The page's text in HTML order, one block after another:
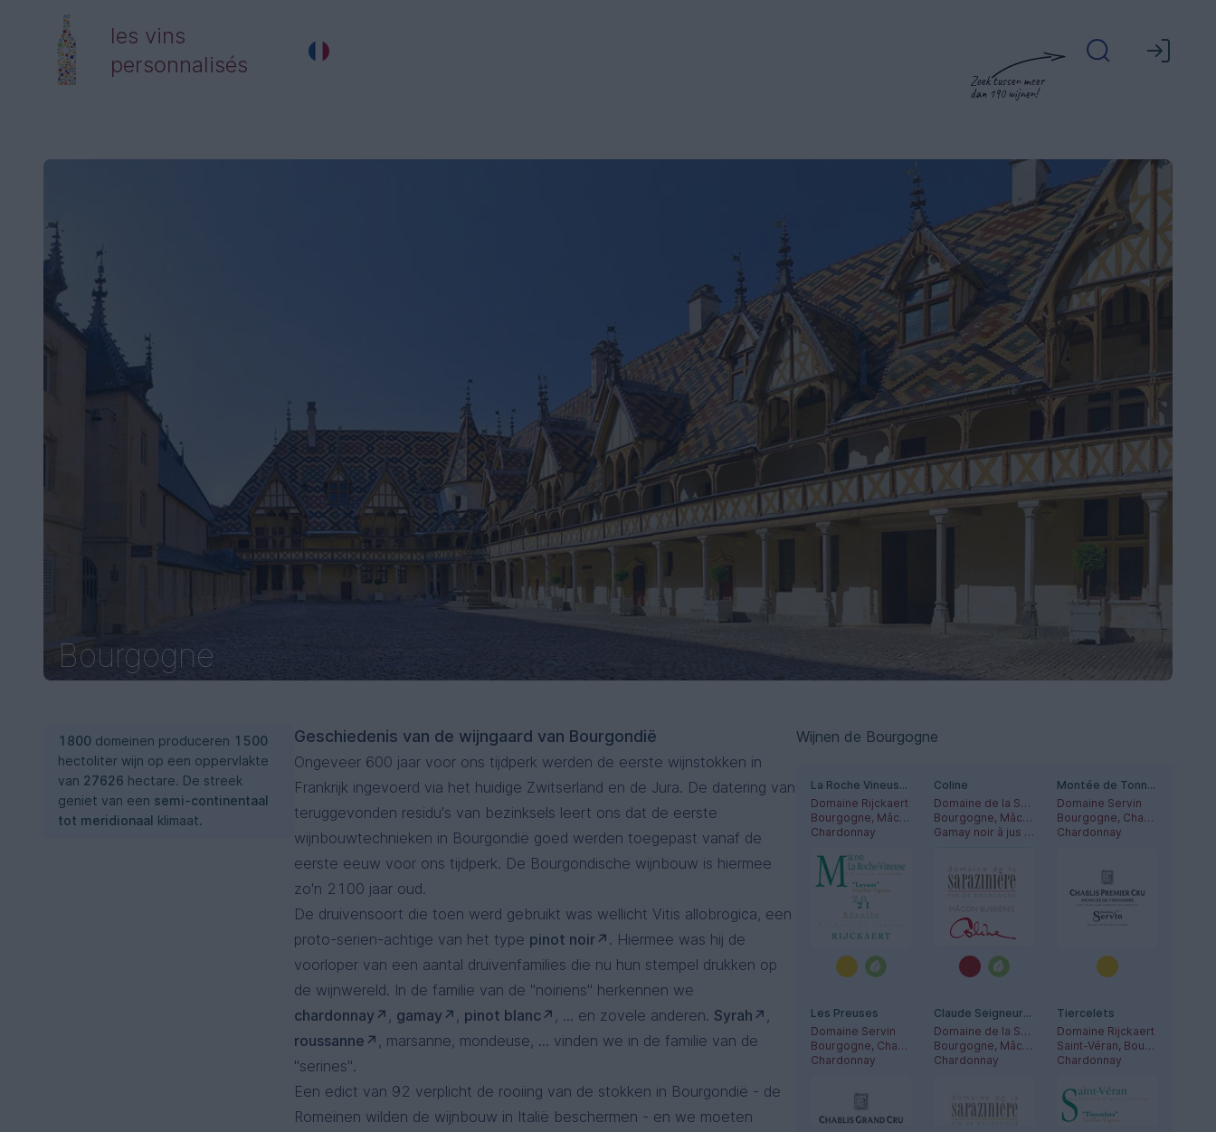
les vins
personnalisés
Zoek tussen meer
dan 190 wijnen!
Bourgogne
1800 domeinen produceren 1500
hectoliter wijn op een oppervlakte
van 27626 hectare. De streek
geniet van een semi-continentaal
tot meridionaal klimaat.
Geschiedenis van de wijngaard van Bourgondië
Ongeveer 600 jaar voor ons tijdperk werden de eerste wijnstokken in
Frankrijk ingevoerd via het huidige Zwitserland en de Jura. De datering van
teruggevonden residu's van bezinksels leert ons dat de eerste
wijnbouwtechnieken in Bourgondië goed werden toegepast vanaf de
eerste eeuw voor ons tijdperk. De Bourgondische wijnbouw is hiermee
zo'n 2100 jaar oud.
De druivensoort die toen werd gebruikt was wellicht Vitis allobrogica, een
proto-serien-achtige van het type pinot noir
. Hiermee was hij de
voorloper van een aantal druivenfamilies die nu hun stempel drukken op
de wijnwereld. In de familie van de "noiriens" herkennen we
chardonnay
, gamay , pinot blanc , ... en zovele anderen. Syrah
,
roussanne
, marsanne, mondeuse, ... vinden we in de familie van de
"serines".
Een edict van 92 verplicht de rooiing van de stokken in Bourgondië - de
Romeinen wilden de wijnbouw in Italië beschermen - en we moeten
Wijnen de Bourgogne
La Roche Vineuse 'Levant'
Domaine Rijckaert
Bourgogne, Mâconnais
Chardonnay
Coline
Domaine de la Sarazinière
Bourgogne, Mâconnais
Gamay noir à jus blanc
Montée de Tonnerre
Domaine Servin
Bourgogne, Chablis
Chardonnay
Les Preuses
Domaine Servin
Bourgogne, Chablis
Chardonnay
Claude Seigneuret
Domaine de la Sarazinière
Bourgogne, Mâconnais
Chardonnay
Tiercelets
Domaine Rijckaert
Saint-Véran, Bourgogne
Chardonnay